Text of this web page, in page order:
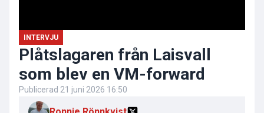
INTERVJU
Plåtslagaren från Laisvall
som blev en VM-forward
Publicerad 21 juni 2026 16:50